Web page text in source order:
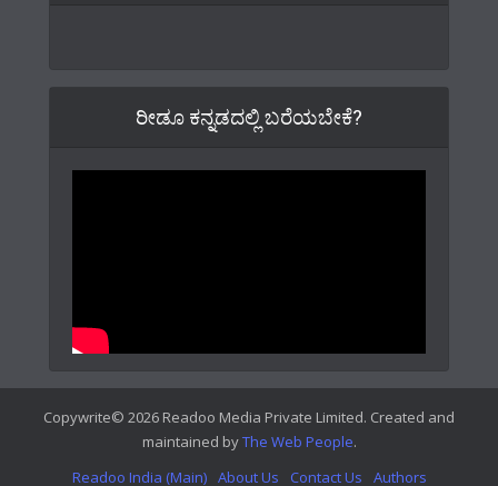
ರೀಡೂ ಕನ್ನಡದಲ್ಲಿ ಬರೆಯಬೇಕೆ?
Copywrite© 2026 Readoo Media Private Limited. Created and
maintained byThe Web People.
Readoo India (Main) About Us Contact Us Authors